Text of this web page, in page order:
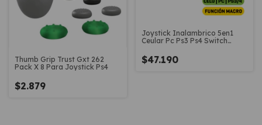
Thumb Grip Trust Gxt 262
Pack X 8 Para Joystick Ps4
$2.879
Joystick Inalambrico 5en1
Ceular Pc Ps3 Ps4 Switch
$47.190